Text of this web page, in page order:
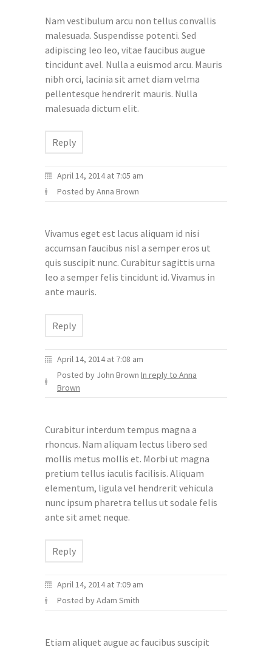
odioun
sodales
sem
Nam vestibulum arcu non tellus convallis
malesuada. Suspendisse potenti. Sed
adipiscing leo leo, vitae faucibus augue
tincidunt avel. Nulla a euismod arcu. Mauris
nibh orci, lacinia sit amet diam velma
pellentesque hendrerit mauris. Nulla
malesuada dictum elit.
Reply
April 14, 2014 at 7:05 am
Posted by Anna Brown
Vivamus eget est lacus aliquam id nisi
accumsan faucibus nisl a semper eros ut
quis suscipit nunc. Curabitur sagittis urna
leo a semper felis tincidunt id. Vivamus in
ante mauris.
Reply
April 14, 2014 at 7:08 am
Posted by John Brown In reply to Anna
Brown
Curabitur interdum tempus magna a
rhoncus. Nam aliquam lectus libero sed
mollis metus mollis et. Morbi ut magna
pretium tellus iaculis facilisis. Aliquam
elementum, ligula vel hendrerit vehicula
nunc ipsum pharetra tellus ut sodale felis
ante sit amet neque.
Reply
April 14, 2014 at 7:09 am
Posted by Adam Smith
Etiam aliquet augue ac faucibus suscipit